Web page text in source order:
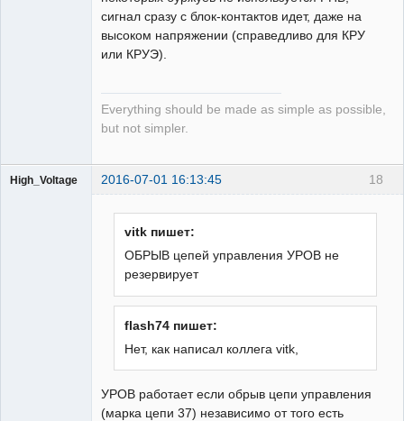
сигнал сразу с блок-контактов идет, даже на
высоком напряжении (справедливо для КРУ
или КРУЭ).
Everything should be made as simple as possible,
but not simpler.
18
High_Voltage 2016-07-01 16:13:45
vitk пишет:
ОБРЫВ цепей управления УРОВ не
резервирует
flash74 пишет:
Нет, как написал коллега vitk,
УРОВ работает если обрыв цепи управления
(марка цепи 37) независимо от того есть